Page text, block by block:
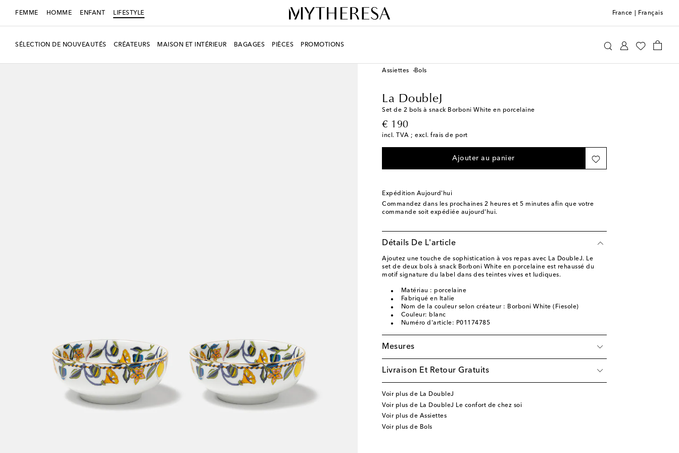
FEMME HOMME ENFANT LIFESTYLE France Français
SÉLECTION DE NOUVEAUTÉS CRÉATEURS MAISON ET INTÉRIEUR BAGAGES PIÈCES PROMOTIONS
Assiettes
Bols
La DoubleJ
Set de 2 bols à snack Borboni White en porcelaine
€ 190
original price
incl. TVA ; excl. frais de port
Ajouter au panier
Expédition Aujourd'hui
Commandez dans les prochaines 2 heures et 5 minutes afin que votre
commande soit expédiée aujourd'hui.
Détails De L'article
Ajoutez une touche de sophistication à vos repas avec La DoubleJ. Le
set de deux bols à snack Borboni White en porcelaine est rehaussé du
motif signature du label dans des teintes vives et ludiques.
Matériau : porcelaine
Fabriqué en Italie
Nom de la couleur selon créateur : Borboni White (Fiesole)
Couleur: blanc
Numéro d'article: P01174785
Mesures
Livraison Et Retour Gratuits
Voir plus de La DoubleJ
Voir plus de La DoubleJ Le confort de chez soi
Voir plus de Assiettes
Voir plus de Bols